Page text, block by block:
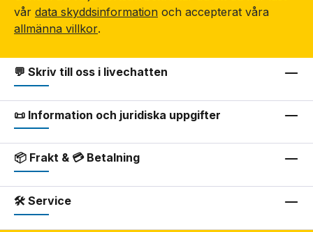
vår data skyddsinformation och accepterat våra
allmänna villkor.
💬 Skriv till oss i livechatten
📜 Information och juridiska uppgifter
📦 Frakt & 💳 Betalning
🛠 Service